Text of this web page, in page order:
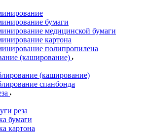
бумаги
медицинской бумаги
картона
полипропилена
(каширование)
(каширование)
спанбонда
реза
бумаги
картона